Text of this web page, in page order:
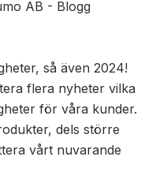
så även 2024!
flera nyheter vilka
för våra kunder.
dels större
vårt nuvarande